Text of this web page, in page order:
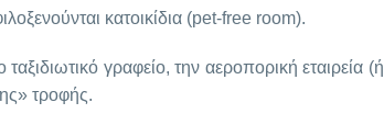
κατοικίδια (pet-free room).
γραφείο, την αεροπορική εταιρεία (ή
τροφής.